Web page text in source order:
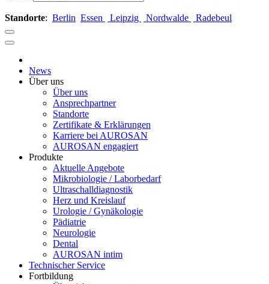
Standorte: Berlin Essen Leipzig Nordwalde Radebeul
News
Über uns
Über uns
Ansprechpartner
Standorte
Zertifikate & Erklärungen
Karriere bei AUROSAN
AUROSAN engagiert
Produkte
Aktuelle Angebote
Mikrobiologie / Laborbedarf
Ultraschalldiagnostik
Herz und Kreislauf
Urologie / Gynäkologie
Pädiatrie
Neurologie
Dental
AUROSAN intim
Technischer Service
Fortbildung